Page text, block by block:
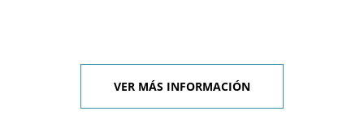
VER MÁS INFORMACIÓN